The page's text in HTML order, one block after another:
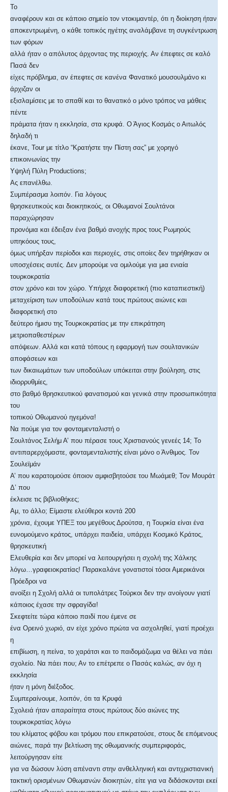
Το
αναφέρουν και σε κάποιο σημείο τον ντοκιμαντέρ, ότι η διοίκηση ήταν
αποκεντρωμένη, ο κάθε τοπικός ηγέτης αναλάμβανε τη συγκέντρωση
των φόρων
αλλά ήταν ο απόλυτος άρχοντας της περιοχής. Αν έπεφτες σε καλό
Πασά δεν
είχες πρόβλημα, αν έπεφτες σε κανένα Φανατικό μουσουλμάνο κι
άρχιζαν οι
εξισλαμίσεις με το σπαθί και το θανατικό ο μόνο τρόπος να μάθεις
πέντε
πράματα ήταν η εκκλησία, στα κρυφά. Ο Άγιος Κοσμάς ο Αιτωλός
δηλαδή τι
έκανε, Tour με τίτλο “Κρατήστε την Πίστη σας” με χορηγό
επικοινωνίας την
Υψηλή Πύλη Productions;
Ας επανέλθω.
Συμπέρασμα λοιπόν. Για λόγους
θρησκευτικούς και διοικητικούς, οι Οθωμανοί Σουλτάνοι
παραχώρησαν
προνόμια και έδειξαν ένα βαθμό ανοχής προς τους Ρωμηούς
υπηκόους τους,
όμως υπήρξαν περίοδοι και περιοχές, στις οποίες δεν τηρήθηκαν οι
υποσχέσεις αυτές. Δεν μπορούμε να ομιλούμε για μια ενιαία
τουρκοκρατία
στον χρόνο και τον χώρο. Υπήρχε διαφορετική (πιο καταπιεστική)
μεταχείριση των υποδούλων κατά τους πρώτους αιώνες και
διαφορετική στο
δεύτερο ήμισυ της Τουρκοκρατίας με την επικράτηση
μετριοπαθεστέρων
απόψεων. Αλλά και κατά τόπους η εφαρμογή των σουλτανικών
αποφάσεων και
των δικαιωμάτων των υποδούλων υπόκειται στην βούληση, στις
ιδιορρυθμίες,
στο βαθμό θρησκευτικού φανατισμού και γενικά στην προσωπικότητα
του
τοπικού Οθωμανού ηγεμόνα!
Να πούμε για τον φονταμενταλιστή ο
Σουλτάνος Σελήμ Α’ που πέρασε τους Χριστιανούς γενεές 14; Το
αντιπαρερχόμαστε, φονταμενταλιστής είναι μόνο ο Άνθιμος. Τον
Σουλεϊμάν
Α’ που καρατομούσε όποιον αμφισβητούσε του Μωάμεθ; Τον Μουράτ
Δ’ που
έκλεισε τις βιβλιοθήκες;
Αμ, το άλλο; Είμαστε ελεύθεροι κοντά 200
χρόνια, έχουμε ΥΠΕΞ του μεγέθους Δρούτσα, η Τουρκία είναι ένα
ευνομούμενο κράτος, υπάρχει παιδεία, υπάρχει Κοσμικό Κράτος,
θρησκευτική
Ελευθερία και δεν μπορεί να λειτουργήσει η σχολή της Χάλκης
λόγω…γραφειοκρατίας! Παρακαλάνε γονατιστοί τόσοι Αμερικάνοι
Πρόεδροι να
ανοίξει η Σχολή αλλά οι τυπολάτρες Τούρκοι δεν την ανοίγουν γιατί
κάποιος έχασε την σφραγίδα!
Σκεφτείτε τώρα κάποιο παιδί που έμενε σε
ένα Ορεινό χωριό, αν είχε χρόνο πρώτα να ασχοληθεί, γιατί προέχει
η
επιβίωση, η πείνα, το χαράτσι και το παιδομάζωμα να θέλει να πάει
σχολείο. Να πάει που; Αν το επέτρεπε ο Πασάς καλώς, αν όχι η
εκκλησία
ήταν η μόνη διέξοδος.
Συμπεραίνουμε, λοιπόν, ότι τα Κρυφά
Σχολειά ήταν απαραίτητα στους πρώτους δύο αιώνες της
τουρκοκρατίας λόγω
του κλίματος φόβου και τρόμου που επικρατούσε, στους δε επόμενους
αιώνες, παρά την βελτίωση της οθωμανικής συμπεριφοράς,
λειτούργησαν είτε
για να δώσουν λύση απέναντι στην ανθελληνική και αντιχριστιανική
τακτική ορισμένων Οθωμανών διοικητών, είτε για να διδάσκονται εκεί